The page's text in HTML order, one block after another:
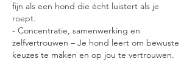
fijn als een hond die écht luistert als je
roept.
- Concentratie, samenwerking en
zelfvertrouwen – Je hond leert om bewuste
keuzes te maken en op jou te vertrouwen.